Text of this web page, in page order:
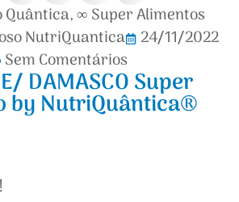
,∞ Super Alimentos
NutriQuantica
24/11/2022
Sem Comentários
DAMASCO Super
by NutriQuântica®